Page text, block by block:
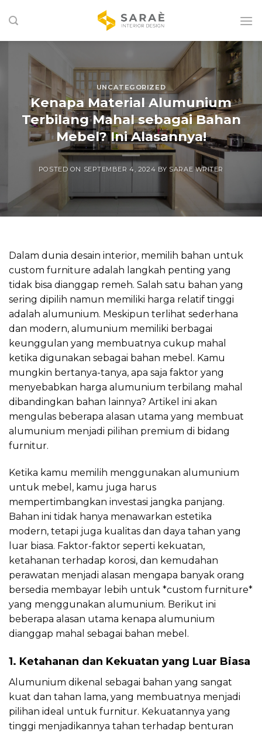
to
UNCATEGORIZED
Kenapa Material Alumunium
Terbilang Mahal sebagai Bahan
Mebel? Ini Alasannya!
POSTED ON SEPTEMBER 4, 2024 BY SARAE WRITER
Dalam dunia desain interior, memilih bahan untuk
custom furniture adalah langkah penting yang
tidak bisa dianggap remeh. Salah satu bahan yang
sering dipilih namun memiliki harga relatif tinggi
adalah alumunium. Meskipun terlihat sederhana
dan modern, alumunium memiliki berbagai
keunggulan yang membuatnya cukup mahal
ketika digunakan sebagai bahan mebel. Kamu
mungkin bertanya-tanya, apa saja faktor yang
menyebabkan harga alumunium terbilang mahal
dibandingkan bahan lainnya? Artikel ini akan
mengulas beberapa alasan utama yang membuat
alumunium menjadi pilihan premium di bidang
furnitur.
Ketika kamu memilih menggunakan alumunium
untuk mebel, kamu juga harus
mempertimbangkan investasi jangka panjang.
Bahan ini tidak hanya menawarkan estetika
modern, tetapi juga kualitas dan daya tahan yang
luar biasa. Faktor-faktor seperti kekuatan,
ketahanan terhadap korosi, dan kemudahan
perawatan menjadi alasan mengapa banyak orang
bersedia membayar lebih untuk *custom furniture*
yang menggunakan alumunium. Berikut ini
beberapa alasan utama kenapa alumunium
dianggap mahal sebagai bahan mebel.
1. Ketahanan dan Kekuatan yang Luar Biasa
Alumunium dikenal sebagai bahan yang sangat
kuat dan tahan lama, yang membuatnya menjadi
pilihan ideal untuk furnitur. Kekuatannya yang
tinggi menjadikannya tahan terhadap benturan